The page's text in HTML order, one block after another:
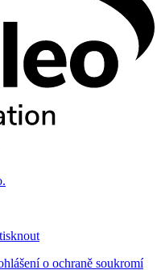
o ochraně soukromí